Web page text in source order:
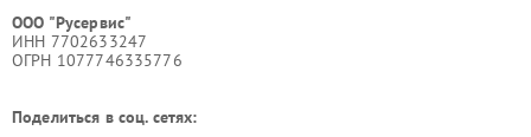
ООО "Русервис"
ИНН 7702633247
ОГРН 1077746335776
Поделиться в соц. сетях: